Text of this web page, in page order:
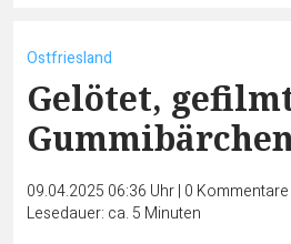
Ostfriesland
Gelötet,
09.04.2025 06:36 Uhr| 0 Kommentare
Lesedauer: ca. 5 Minuten